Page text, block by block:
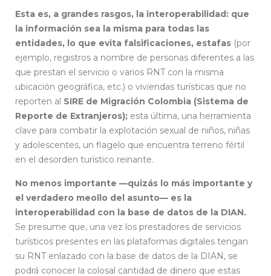
Esta es, a grandes rasgos, la interoperabilidad: que
la información sea la misma para todas las
entidades, lo que evita falsificaciones, estafas (por
ejemplo, registros a nombre de personas diferentes a las
que prestan el servicio o varios RNT con la misma
ubicación geográfica, etc.) o viviendas turísticas que no
reporten al SIRE de Migración Colombia (Sistema de
Reporte de Extranjeros); esta última, una herramienta
clave para combatir la explotación sexual de niños, niñas
y adolescentes, un flagelo que encuentra terreno fértil
en el desorden turístico reinante.
No menos importante —quizás lo más importante y
el verdadero meollo del asunto— es la
interoperabilidad con la base de datos de la DIAN.
Se presume que, una vez los prestadores de servicios
turísticos presentes en las plataformas digitales tengan
su RNT enlazado con la base de datos de la DIAN, se
podrá conocer la colosal cantidad de dinero que estas